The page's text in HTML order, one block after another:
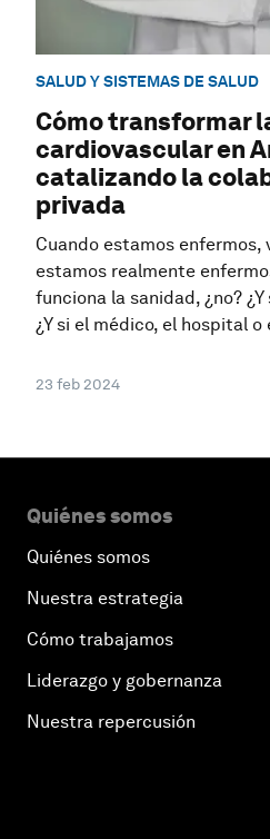
SALUD Y SISTEMAS DE SALUD
Cómo transformar
cardiovascular en
catalizando la
privada
Cuando estamos enfermos,
estamos realmente
funciona la sanidad, ¿no?
¿Y si el médico, el hospital o
23 feb 2024
Quiénes somos
Quiénes somos
Nuestra estrategia
Cómo trabajamos
Liderazgo y gobernanza
Nuestra repercusión